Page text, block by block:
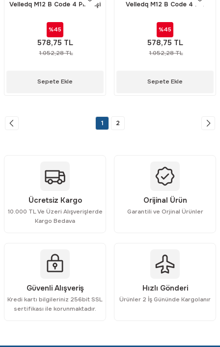
Velledq M12 B Code 4 Pin Dişi
%45
578,75 TL
1.052,28 TL
Sepete Ekle
Velledq M12 B Code 4 Pin
M12BM04S
%45
578,75 TL
1.052,28 TL
Sepete Ekle
1 2
Ücretsiz Kargo
10.000 TL Ve Üzeri Alışverişlerde
Kargo Bedava
Orijinal Ürün
Garantili ve Orjinal Ürünler
Güvenli Alışveriş
Kredi kartı bilgileriniz 256bit SSL
sertifikası ile korunmaktadır.
Hızlı Gönderi
Ürünler 2 İş Gününde Kargolanır